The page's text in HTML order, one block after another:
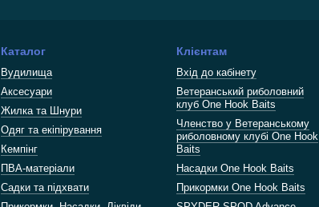
Каталог
Вудилища
Аксесуари
Жилка та Шнури
Одяг та екіпірування
Кемпінг
ПВА-матеріали
Садки та підхвати
Клієнтам
Вхід до кабінету
Ветеранський риболовний
клуб One Hook Baits
Членство у Ветеранському
риболовному клубі One Hook
Baits
Насадки One Hook Baits
Прикормки One Hook Baits